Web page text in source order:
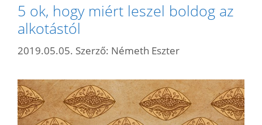
5 ok, hogy miért leszel boldog az
alkotástól
2019.05.05. Szerző: Németh Eszter